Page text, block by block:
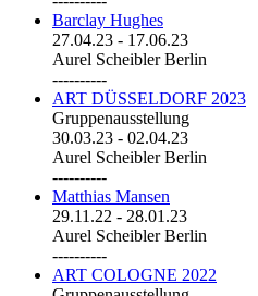
Barclay Hughes
27.04.23 - 17.06.23
Aurel Scheibler Berlin
----------
ART DÜSSELDORF 2023
Gruppenausstellung
30.03.23 - 02.04.23
Aurel Scheibler Berlin
----------
Matthias Mansen
29.11.22 - 28.01.23
Aurel Scheibler Berlin
----------
ART COLOGNE 2022